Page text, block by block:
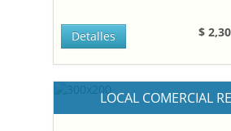
$
Detalles
LOCAL COMERCIAL